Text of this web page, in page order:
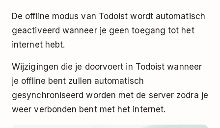
De offline modus van Todoist wordt automatisch
geactiveerd wanneer je geen toegang tot het
internet hebt.
Wijzigingen die je doorvoert in Todoist wanneer
je offline bent zullen automatisch
gesynchroniseerd worden met de server zodra je
weer verbonden bent met het internet.